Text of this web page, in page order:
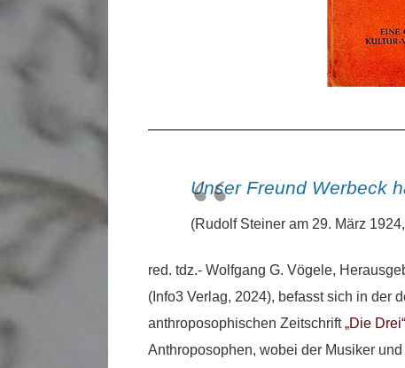
Unser Freund Werbeck
(Rudolf Steiner am 29. März
red. tdz.- Wolfgang G. Vögele,
(Info3 Verlag, 2024), befasst sich in der
anthroposophischen Zeitschrift„Die
Anthroposophen, wobei der Musiker